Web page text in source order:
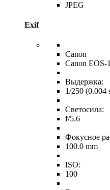
JPEG
Exif
Canon
Canon EOS-
Выдержка:
1/250 (0.004
Светосила:
f/5.6
Фокусное
100.0 mm
ISO:
100